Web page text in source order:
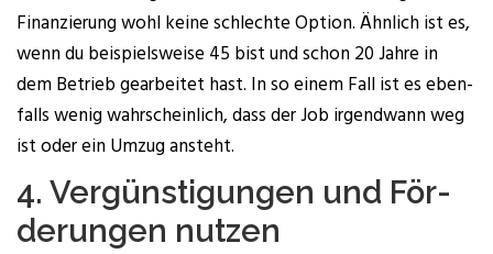
Finan­zie­rung wohl kei­ne schlech­te Opti­on. Ähn­lich ist es,
wenn du bei­spiels­wei­se 45 bist und schon 20 Jah­re in
dem Betrieb gear­bei­tet hast. In so einem Fall ist es eben­
falls wenig wahr­schein­lich, dass der Job irgend­wann weg
ist oder ein Umzug ansteht.
4. Ver­güns­ti­gun­gen und För­
de­run­gen nutzen